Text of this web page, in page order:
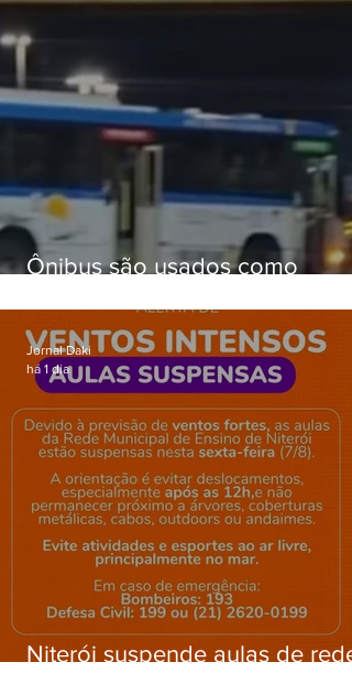
Ônibus são usados como
Gardênia Azul
Niterói suspende aulas de rede
Jornal Daki
há 1 dia